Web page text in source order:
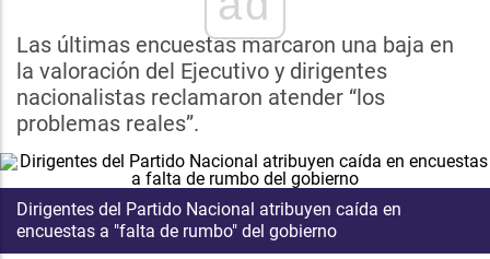
Las últimas encuestas marcaron una baja en
la valoración del Ejecutivo y dirigentes
nacionalistas reclamaron atender “los
problemas reales”.
Dirigentes del Partido Nacional atribuyen caída en
encuestas a "falta de rumbo" del gobierno